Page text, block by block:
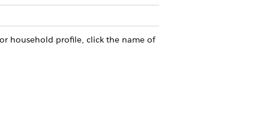
household profile, click the name of